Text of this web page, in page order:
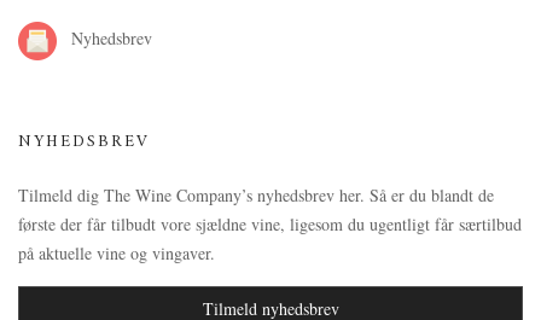
Nyhedsbrev
NYHEDSBREV
Tilmeld dig The Wine Company’s nyhedsbrev her. Så er du blandt de
første der får tilbudt vore sjældne vine, ligesom du ugentligt får særtilbud
på aktuelle vine og vingaver.
Tilmeld nyhedsbrev